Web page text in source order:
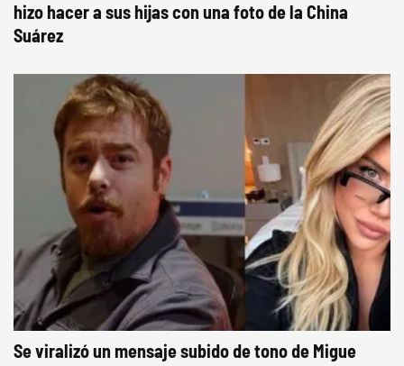
hizo hacer a sus hijas con una foto de la China
Suárez
Se viralizó un mensaje subido de tono de Migue